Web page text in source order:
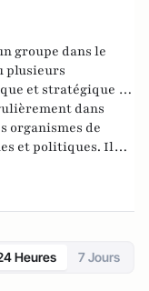
groupe dans le
plusieurs
et stratégique à
dans
organismes de
et politiques. Il
Fondapol où il a
l'industrie ou
Heures 7 Jours